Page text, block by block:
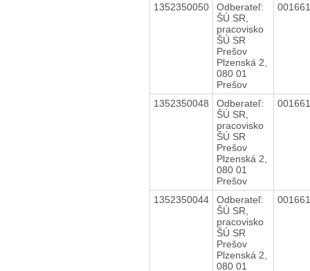
1352350050
Odberateľ:
ŠÚ SR,
pracovisko
ŠÚ SR
Prešov
Plzenská 2,
080 01
Prešov
1352350048
Odberateľ:
ŠÚ SR,
pracovisko
ŠÚ SR
Prešov
Plzenská 2,
080 01
Prešov
1352350044
Odberateľ:
ŠÚ SR,
pracovisko
ŠÚ SR
Prešov
Plzenská 2,
080 01